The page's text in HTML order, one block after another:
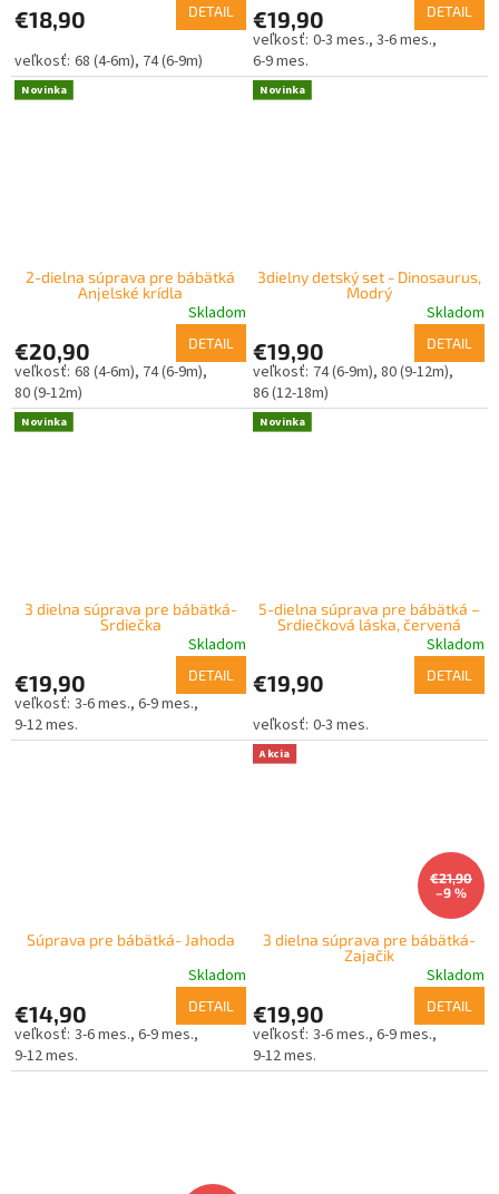
€18,90 DETAIL
68 (4-6m) 74 (6-9m)
€19,90 DETAIL
0-3 mes. 3-6 mes.
6-9 mes.
Novinka
2-dielna súprava pre bábätká
Anjelské krídla
Skladom
€20,90 DETAIL
68 (4-6m) 74 (6-9m)
80 (9-12m)
Novinka
3dielny detský set - Dinosaurus,
Modrý
Skladom
€19,90 DETAIL
74 (6-9m) 80 (9-12m)
86 (12-18m)
Novinka
3 dielna súprava pre bábätká-
Srdiečka
Skladom
€19,90 DETAIL
3-6 mes. 6-9 mes.
9-12 mes.
Novinka
5-dielna súprava pre bábätká –
Srdiečková láska, červená
Skladom
€19,90 DETAIL
0-3 mes.
Súprava pre bábätká- Jahoda
Skladom
€14,90 DETAIL
3-6 mes. 6-9 mes.
9-12 mes.
Akcia
€21,90
–9 %
3 dielna súprava pre bábätká-
Zajačik
Skladom
€19,90 DETAIL
3-6 mes. 6-9 mes.
9-12 mes.